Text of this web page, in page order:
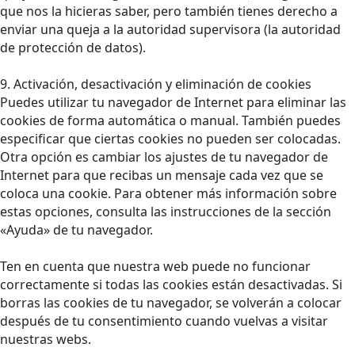
que nos la hicieras saber, pero también tienes derecho a
enviar una queja a la autoridad supervisora (la autoridad
de protección de datos).
9. Activación, desactivación y eliminación de cookies
Puedes utilizar tu navegador de Internet para eliminar las
cookies de forma automática o manual. También puedes
especificar que ciertas cookies no pueden ser colocadas.
Otra opción es cambiar los ajustes de tu navegador de
Internet para que recibas un mensaje cada vez que se
coloca una cookie. Para obtener más información sobre
estas opciones, consulta las instrucciones de la sección
«Ayuda» de tu navegador.
Ten en cuenta que nuestra web puede no funcionar
correctamente si todas las cookies están desactivadas. Si
borras las cookies de tu navegador, se volverán a colocar
después de tu consentimiento cuando vuelvas a visitar
nuestras webs.